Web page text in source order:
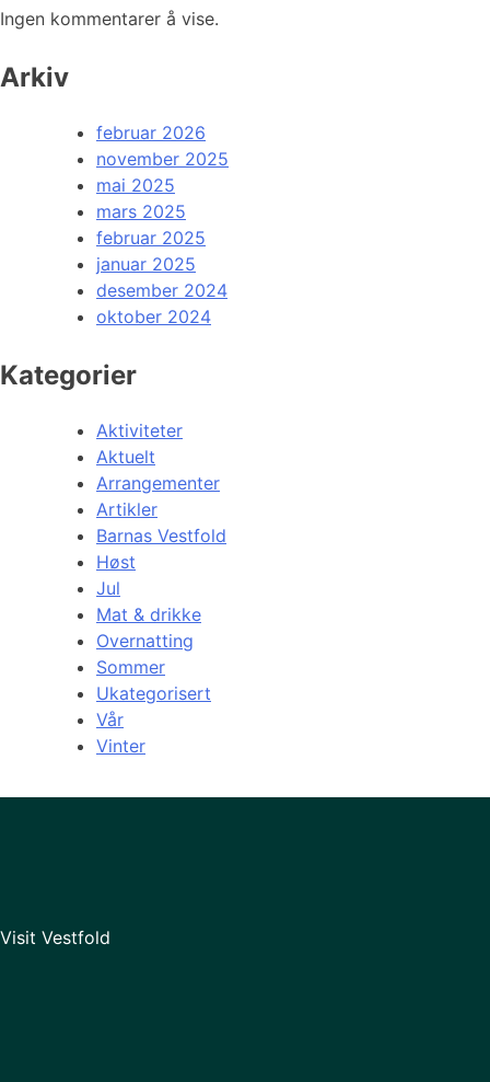
Ingen kommentarer å vise.
Arkiv
februar 2026
november 2025
mai 2025
mars 2025
februar 2025
januar 2025
desember 2024
oktober 2024
Kategorier
Aktiviteter
Aktuelt
Arrangementer
Artikler
Barnas Vestfold
Høst
Jul
Mat & drikke
Overnatting
Sommer
Ukategorisert
Vår
Vinter
Visit Vestfold